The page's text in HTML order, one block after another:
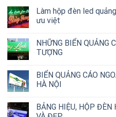
Làm hộp đèn led
ưu việt
NHỮNG BIỂN QUẢNG
TƯỢNG
BIỂN QUẢNG CÁO
HÀ NỘI
BẢNG HIỆU, HỘP